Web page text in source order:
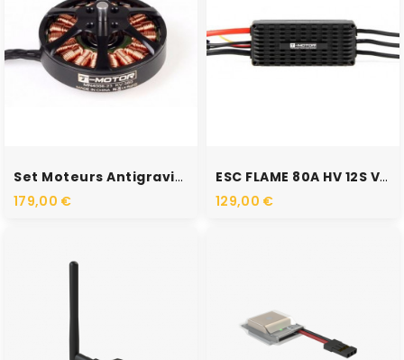
Set Moteurs Antigravity...
179,00 €
ESC FLAME 80A HV 12S V2.0
129,00 €